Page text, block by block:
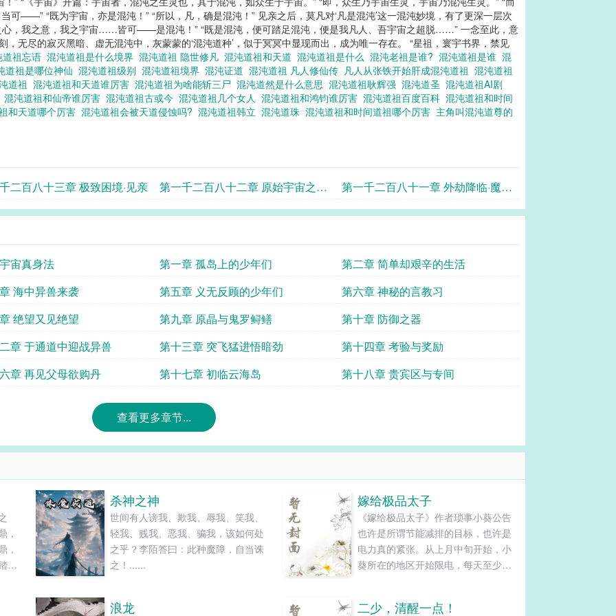
可——” “既为宇宙，亦是混沌！” “所以，凡，确是混沌！” 见亲之后，莫凡对‘凡是混沌’这一混沌妙境，有了更深一层次
心，我之意，我之宇宙……皆可——是混沌！” “既是混沌，便可踏足混沌，便是我凡人、吾宇宙之超脱……” 一念至此，意
，无尽的寂灭黑暗、虚无混沌中，灰蒙蒙的‘混沌道种’，似于冥冥中显现而出，成为唯一存在。 “星祖，寰宇书界，禁见
道祖忘语 混沌道祖是什么境界 混沌道祖 隐世修凡 混沌道祖和天道 混沌道祖是什么 混沌老祖是谁? 混沌道祖是谁 混
道祖是哪位神仙 混沌道祖级别 混沌道祖境界 混沌证道 混沌道祖 凡人修仙传 凡人从张铁开始肝成混沌道祖 混沌道祖
道祖 混沌道祖和天道谁厉害 混沌道祖为啥能斩三尸 混沌道然是什么意思 混沌道祖耿辉强 混沌道圣 混沌道祖AI剧
混沌道祖和仙帝谁厉害 混沌道祖古或今 混沌道祖几个女人 混沌道祖和鸿钧谁厉害 混沌道祖百度百科 混沌道祖和时间
和天道哪个厉害 混沌道祖会被天道侵蚀吗? 混沌道祖韩立 混沌道珠 混沌道祖和时间道祖哪个厉害 主角叫混沌道尊的
二百八十三章 极致困境·见亲
第一千二百八十二章 原始宇宙之心
内
第一千二百八十一章 外劫降临·魔祖
超脱
宙真身法 第一章 孤岛上的少年们
第二章 简单却艰辛的生活
海中异兽来袭
第五章 义无反顾的少年们
第六章 神秘的言教习
绝望又见绝望
第九章 原晶与鬼罗鲟鳝
第十章 防御之器
章 于通道中迎战异兽
第十三章 突飞猛进悟暗劲
第十四章 考验与奖励
章 再见父母欲购丹
第十七章 初临云海岛 第十八章 贵宾区与专间
查看更多章节...
，
，
天
杀神之神
世间有人谤我、欺我、辱我、笑我、
轻我、贱我、恶我、骗我，该如何处
之乎？李陌答曰：此种魔障，自当诛
之！......
嫁给极品太子
《嫁给极品太子》作者琐事小葵公告
也许是所谓节能减排的目标，也许是
电力真的紧张。从上月中旬开始，小
葵所在的地区开始限电，每天至少十
以及年底的工作比较忙而搁浅，只得
浪龙 二少，清醒一点！